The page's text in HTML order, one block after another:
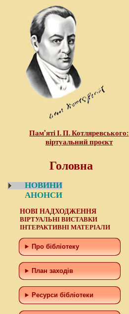
Пам’яті І. П. Котляревського:
віртуальний проєкт
Головна
НОВИНИ
АНОНСИ
НОВІ НАДХОДЖЕННЯ
ВІРТУАЛЬНІ ВИСТАВКИ
ІНТЕРАКТИВНІ МАТЕРІАЛИ
Про бібліотеку
План заходів
Ресурси бібліотеки